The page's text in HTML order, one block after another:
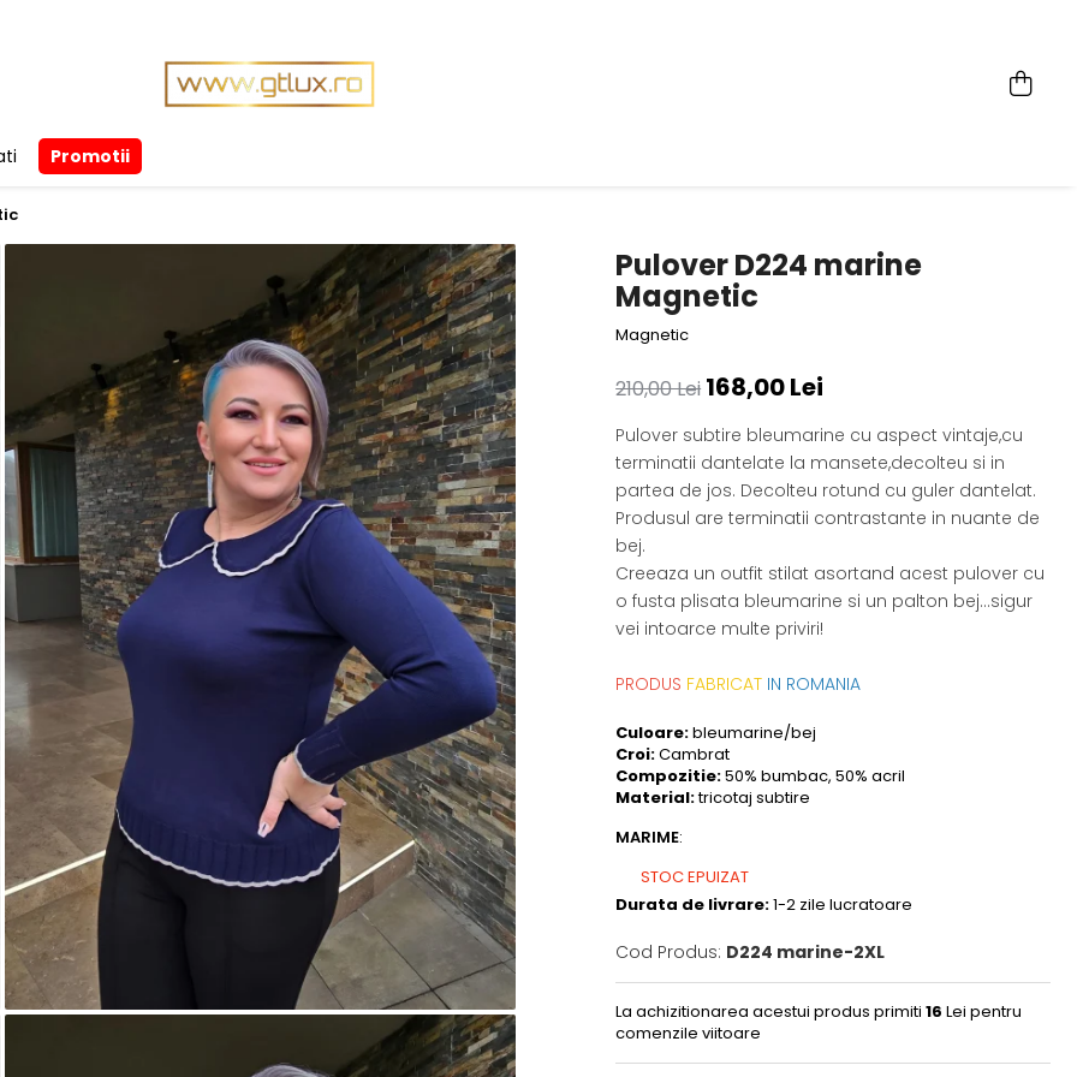
Promotii
Pulover D224 marine
Magnetic
Magnetic
210,00 Lei 168,00 Lei
Pulover subtire bleumarine cu aspect vintaje,cu
terminatii dantelate la mansete,decolteu si in
partea de jos. Decolteu rotund cu guler dantelat.
Produsul are terminatii contrastante in nuante de
bej.
Creeaza un outfit stilat asortand acest pulover cu
o fusta plisata bleumarine si un palton bej...sigur
vei intoarce multe priviri!
PRODUS FABRICAT IN ROMANIA
Culoare:bleumarine/bej
Croi:Cambrat
Compozitie:50% bumbac, 50% acril
Material:tricotaj subtire
MARIME:
STOC EPUIZAT
Durata de livrare:1-2 zile lucratoare
Cod Produs: D224 marine-2XL
La achizitionarea acestui produs primiti16 Lei pentru
comenzile viitoare